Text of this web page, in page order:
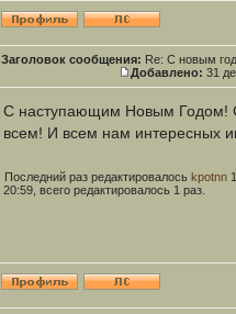
Заголовок сообщения: Re: С новым
Добавлено: 31
С наступающим Новым Годом!
всем! И всем нам интересных
Последний раз редактировалось kpotnn
20:59, всего редактировалось 1 раз.